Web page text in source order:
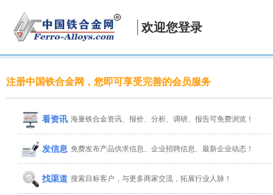
欢迎您登录
注册中国铁合金网，您即可享受完善的会员服务
看资讯 海量铁合金资讯、报价、分析、调研、报告可免费浏览！
发信息 免费发布产品供求信息、企业招聘信息、最新企业动态！
找渠道 搜索目标客户，与更多商家交流，拓展行业人脉！